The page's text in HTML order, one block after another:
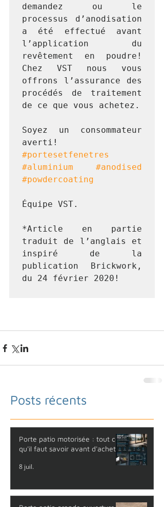
demandez ou le
processus d’anodisation
a été effectué avant
l’application du
revêtement en poudre!
Chez VST nous vous
offrons l’assurance des
procédés de traitement
de ce que vous achetez.
Soyez un consommateur
#portesetfenetres
#aluminium
#anodised
#powdercoating
Équipe VST.
*Article en partie
traduit de l’anglais et
inspiré de la
publication Brickwork,
du 24 février 2020!
Posts récents
Porte patio motorisée : tout ce
qu'il faut savoir avant d'acheter
8 juil.